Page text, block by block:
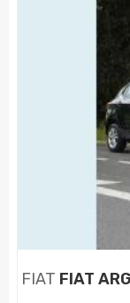
FIAT FIAT